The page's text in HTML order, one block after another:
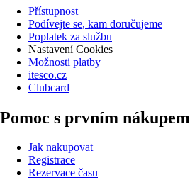
Přístupnost
Podívejte se, kam doručujeme
Poplatek za službu
Nastavení Cookies
Možnosti platby
itesco.cz
Clubcard
Pomoc s prvním nákupem
Jak nakupovat
Registrace
Rezervace času